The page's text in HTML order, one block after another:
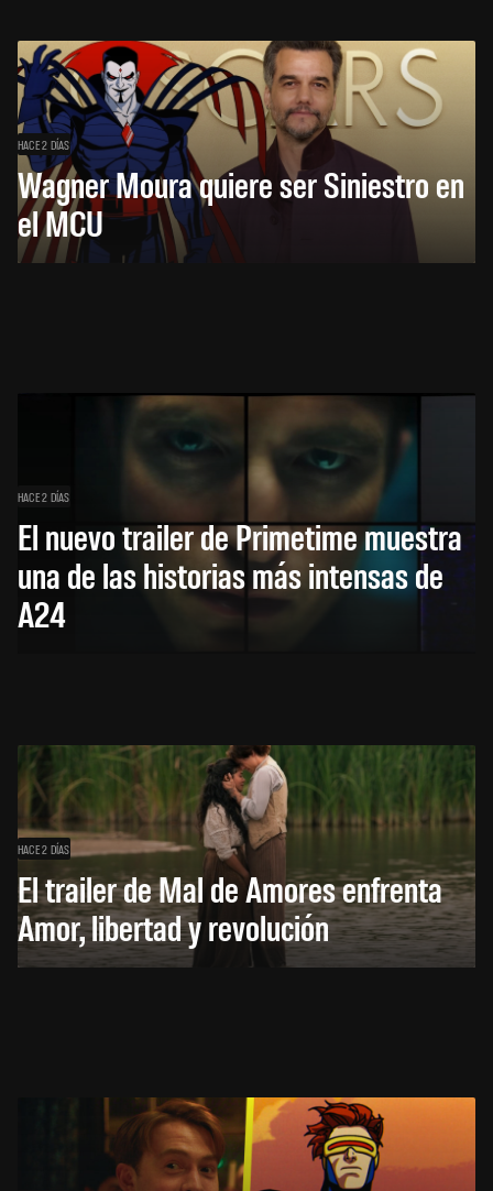
HACE 2 DÍAS
Wagner Moura quiere ser Siniestro en
el MCU
HACE 2 DÍAS
El nuevo trailer de Primetime muestra
una de las historias más intensas de
A24
HACE 2 DÍAS
El trailer de Mal de Amores enfrenta
Amor, libertad y revolución